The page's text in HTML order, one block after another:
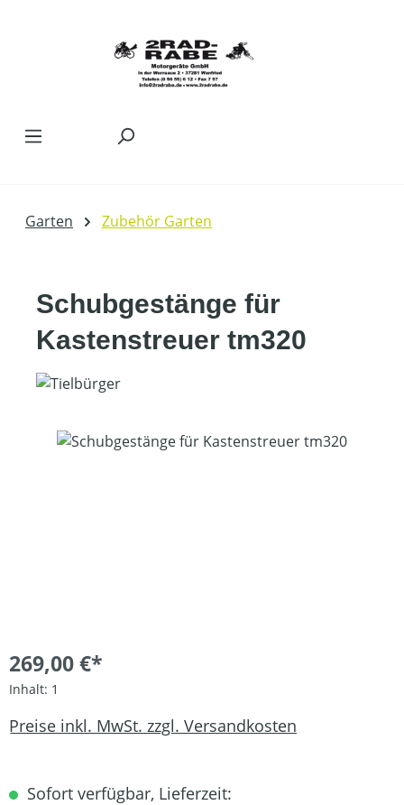
Garten Zubehör Garten
Schubgestänge für
Kastenstreuer tm320
Bildergalerie überspringen
269,00 €*
Inhalt: 1
Preise inkl. MwSt. zzgl. Versandkosten
Sofort verfügbar, Lieferzeit: